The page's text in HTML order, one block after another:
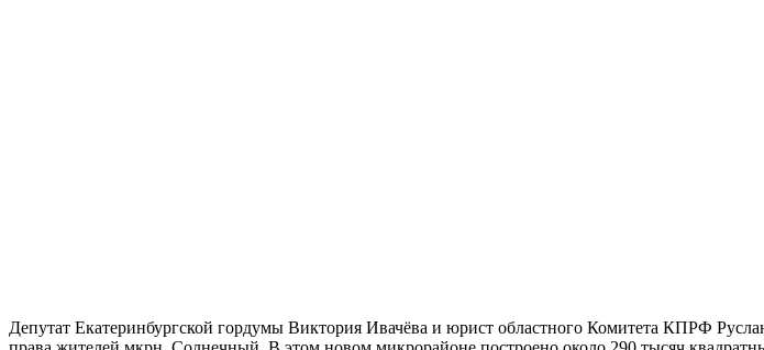
Депутат Екатеринбургской гордумы Виктория Ивачёва и юрист областного Комитета КПРФ